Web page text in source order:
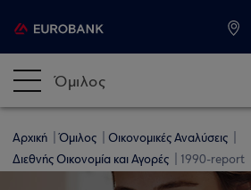
Όμιλος
Αρχική Όμιλος
Οικονομικές Αναλύσεις
Διεθνής Οικονομία και Αγορές
1990-report